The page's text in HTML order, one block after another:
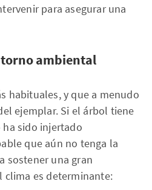
para asegurar una
ambiental
habituales, y que a menudo
ejemplar. Si el árbol tiene
ha sido injertado
que aún no tenga la
sostener una gran
clima es determinante: